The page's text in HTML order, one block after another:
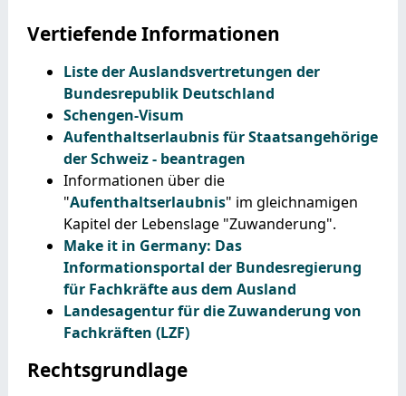
Vertiefende Informationen
Liste der Auslandsvertretungen der
Bundesrepublik Deutschland
Schengen-Visum
Aufenthaltserlaubnis für Staatsangehörige
der Schweiz - beantragen
Informationen über die
"Aufenthaltserlaubnis" im gleichnamigen
Kapitel der Lebenslage "Zuwanderung".
Make it in Germany: Das
Informationsportal der Bundesregierung
für Fachkräfte aus dem Ausland
Landesagentur für die Zuwanderung von
Fachkräften (LZF)
Rechtsgrundlage